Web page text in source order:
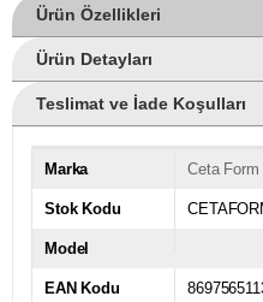
Ürün Özellikleri
Ürün Detayları
Teslimat ve İade Koşulları
Marka Ceta Form
Stok Kodu
Model
EAN Kodu